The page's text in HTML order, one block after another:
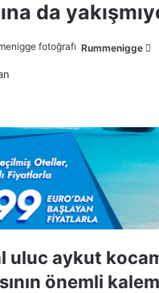
da
Rummenigge
o
w
o
önemli